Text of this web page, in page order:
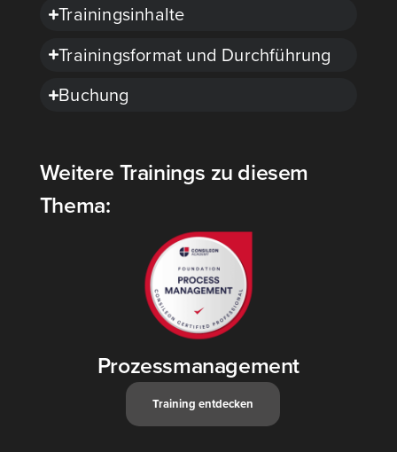
Trai­nings­in­hal­te
Trai­nings­for­mat und Durch­füh­rung
Buchung
Weitere Trainings zu diesem
Thema:
Prozessmanagement
Trai­ning ent­de­cken